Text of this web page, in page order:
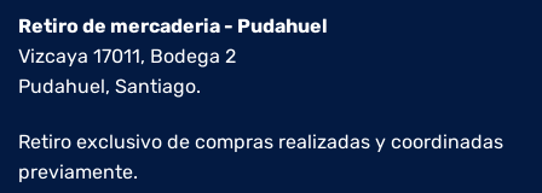
Retiro de mercaderia - Pudahuel
Vizcaya 17011, Bodega 2
Pudahuel, Santiago.
Retiro exclusivo de compras realizadas y coordinadas
previamente.